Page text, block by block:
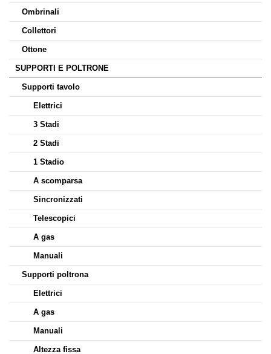
Ombrinali
Collettori
Ottone
SUPPORTI E POLTRONE
Supporti tavolo
Elettrici
3 Stadi
2 Stadi
1 Stadio
A scomparsa
Sincronizzati
Telescopici
A gas
Manuali
Supporti poltrona
Elettrici
A gas
Manuali
Altezza fissa